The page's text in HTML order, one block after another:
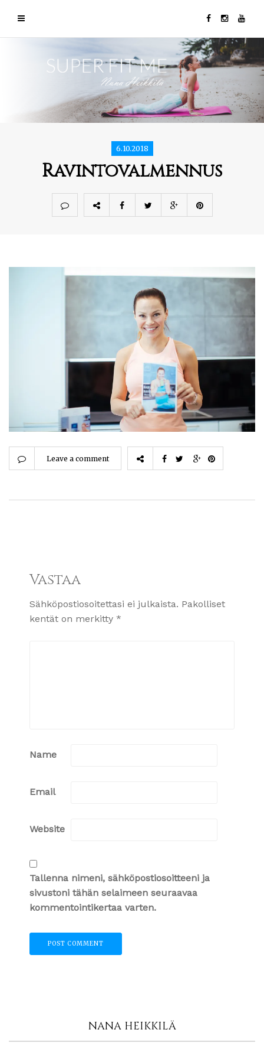
6.10.2018
Ravintovalmennus
Leave a comment
Vastaa
Sähköpostiosoitettasi ei julkaista. Pakolliset
kentät on merkitty *
Name
Email
Website
Tallenna nimeni, sähköpostiosoitteeni ja
sivustoni tähän selaimeen seuraavaa
kommentointikertaa varten.
NANA HEIKKILÄ